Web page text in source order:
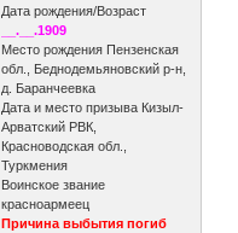
Дата рождения/Возраст
__.__.1909
Место рождения Пензенская
обл., Беднодемьяновский р-н,
д. Баранчеевка
Дата и место призыва Кизыл-
Арватский РВК,
Красноводская обл.,
Туркмения
Воинское звание
красноармеец
Причина выбытия погиб